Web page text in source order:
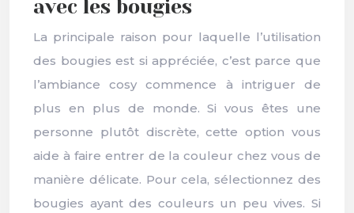
avec les bougies
La principale raison pour laquelle l’utilisation
des bougies est si appréciée, c’est parce que
l’ambiance cosy commence à intriguer de
plus en plus de monde. Si vous êtes une
personne plutôt discrète, cette option vous
aide à faire entrer de la couleur chez vous de
manière délicate. Pour cela, sélectionnez des
bougies ayant des couleurs un peu vives. Si